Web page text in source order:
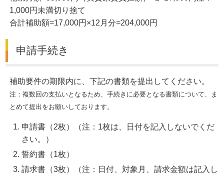
1,000円未満切り捨て
合計補助額=17,000円×12月分=204,000円
申請手続き
補助要件の期限内に、下記の書類を提出してください。
注：複数回の支払いとなるため、手続きに必要となる書類について、ま
とめて提出をお願いしております。
申請書（2枚）（注：1枚は、日付を記入しないでくだ
さい。）
誓約書（1枚）
請求書（3枚）（注：日付、対象月、請求金額は記入し